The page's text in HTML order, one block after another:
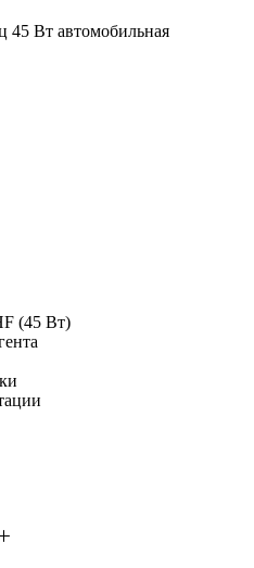
Вт автомобильная
(45 Вт)